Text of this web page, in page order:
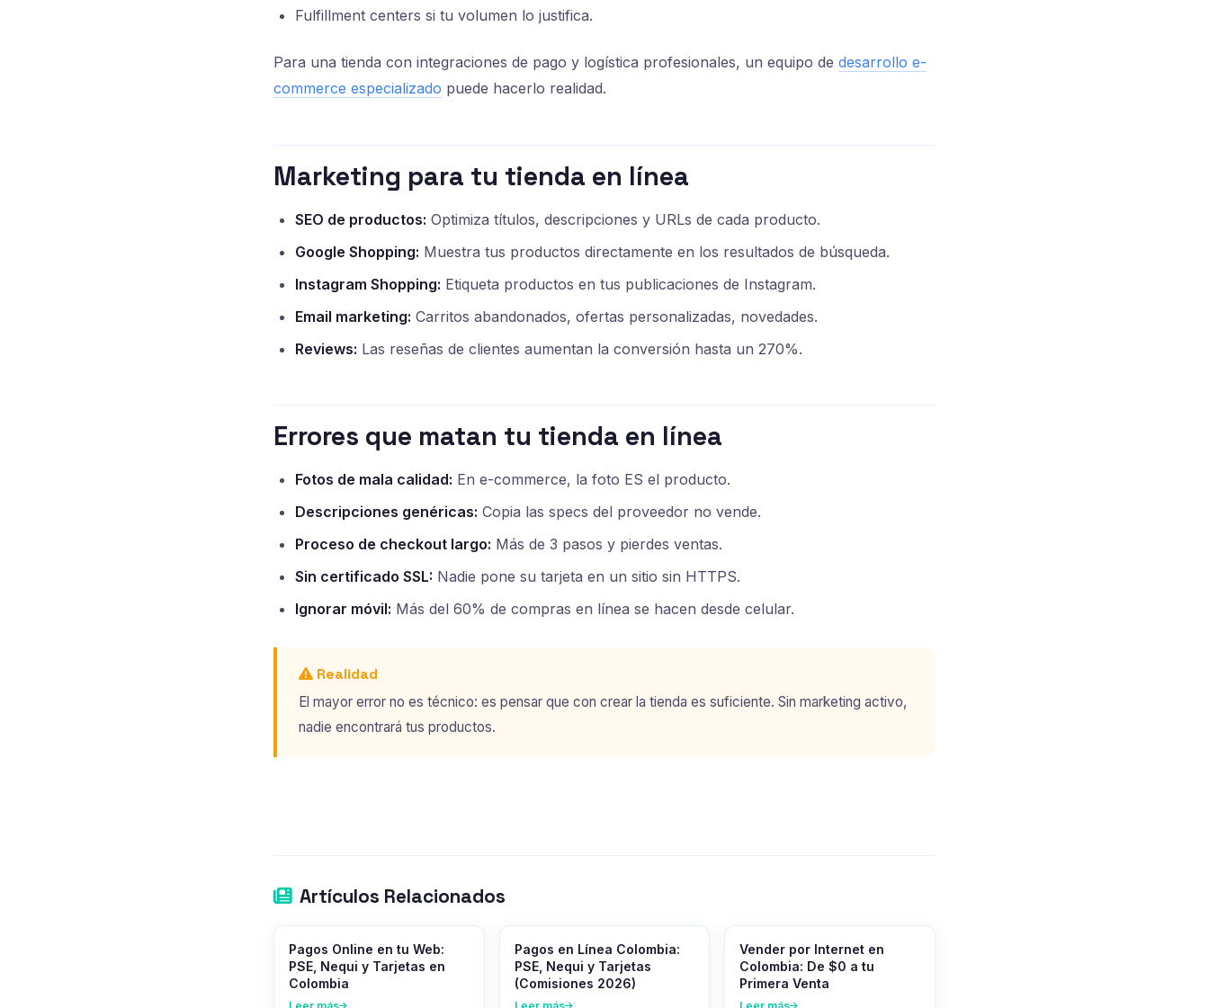
Fulfillment centers si tu volumen lo justifica.
Para una tienda con integraciones de pago y logística profesionales, un equipo de desarrollo e-
commerce especializado puede hacerlo realidad.
Marketing para tu tienda en línea
SEO de productos: Optimiza títulos, descripciones y URLs de cada producto.
Google Shopping: Muestra tus productos directamente en los resultados de búsqueda.
Instagram Shopping: Etiqueta productos en tus publicaciones de Instagram.
Email marketing: Carritos abandonados, ofertas personalizadas, novedades.
Reviews: Las reseñas de clientes aumentan la conversión hasta un 270%.
Errores que matan tu tienda en línea
Fotos de mala calidad: En e-commerce, la foto ES el producto.
Descripciones genéricas: Copia las specs del proveedor no vende.
Proceso de checkout largo: Más de 3 pasos y pierdes ventas.
Sin certificado SSL: Nadie pone su tarjeta en un sitio sin HTTPS.
Ignorar móvil: Más del 60% de compras en línea se hacen desde celular.
Realidad
El mayor error no es técnico: es pensar que con crear la tienda es suficiente. Sin marketing activo,
nadie encontrará tus productos.
Artículos Relacionados
Pagos Online en tu Web:
PSE, Nequi y Tarjetas en
Colombia
Pagos en Línea Colombia:
PSE, Nequi y Tarjetas
(Comisiones 2026)
Vender por Internet en
Colombia: De $0 a tu
Primera Venta